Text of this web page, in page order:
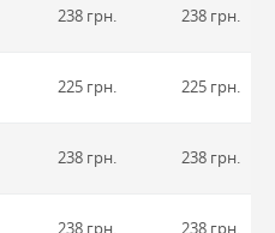
238 грн. 238 грн.
225 грн. 225 грн.
238 грн. 238 грн.
238 грн. 238 грн.